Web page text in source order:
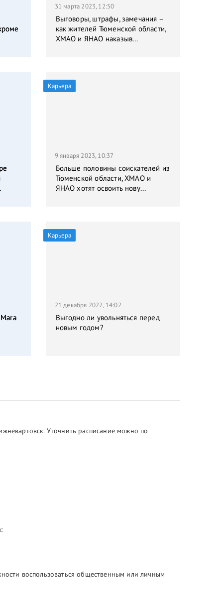
31 марта 2023, 12:50
Выговоры, штрафы, замечания –
как жителей Тюменской области,
ХМАО и ЯНАО наказыв...
Карьера
9 января 2023, 10:37
Больше половины соискателей из
Тюменской области, ХМАО и
ЯНАО хотят освоить нову...
Карьера
21 декабря 2022, 14:02
Выгодно ли увольняться перед
новым годом?
Уточнить расписание можно по
воспользоваться общественным или личным